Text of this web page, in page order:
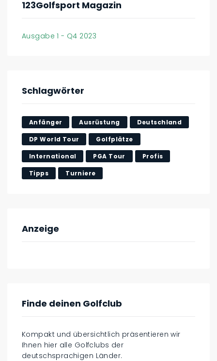
123Golfsport Magazin
Ausgabe 1 - Q4 2023
Schlagwörter
Anfänger Ausrüstung Deutschland
DP World Tour Golfplätze
International PGA Tour Profis
Tipps Turniere
Anzeige
Finde deinen Golfclub
Kompakt und übersichtlich präsentieren wir
Ihnen hier alle Golfclubs der
deutschsprachigen Länder.